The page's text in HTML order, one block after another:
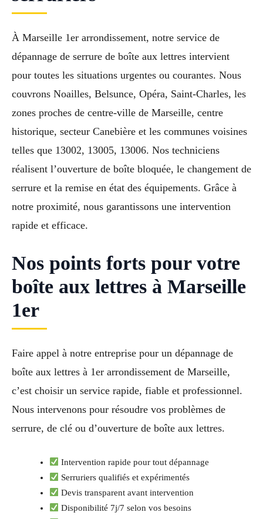
À Marseille 1er arrondissement, notre service de
dépannage de serrure de boîte aux lettres intervient
pour toutes les situations urgentes ou courantes. Nous
couvrons Noailles, Belsunce, Opéra, Saint-Charles, les
zones proches de centre-ville de Marseille, centre
historique, secteur Canebière et les communes voisines
telles que 13002, 13005, 13006. Nos techniciens
réalisent l’ouverture de boîte bloquée, le changement de
serrure et la remise en état des équipements. Grâce à
notre proximité, nous garantissons une intervention
rapide et efficace.
Nos points forts pour votre
boîte aux lettres à Marseille
1er
Faire appel à notre entreprise pour un dépannage de
boîte aux lettres à 1er arrondissement de Marseille,
c’est choisir un service rapide, fiable et professionnel.
Nous intervenons pour résoudre vos problèmes de
serrure, de clé ou d’ouverture de boîte aux lettres.
Intervention rapide pour tout dépannage
Serruriers qualifiés et expérimentés
Devis transparent avant intervention
Disponibilité 7j/7 selon vos besoins